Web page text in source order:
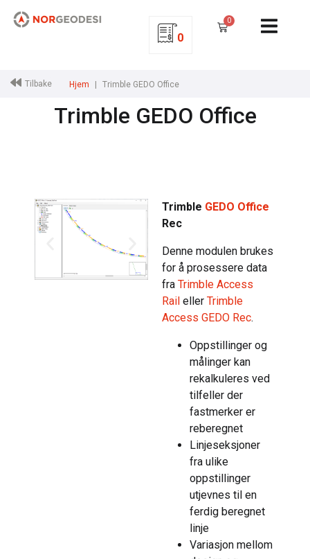
0
0
Tilbake Hjem Trimble GEDO Office
Trimble GEDO Office
Trimble GEDO Office
Rec
Denne modulen brukes
for å prosessere data
fra Trimble Access
Rail eller Trimble
Access GEDO Rec.
Oppstillinger og
målinger kan
rekalkuleres ved
tilfeller der
fastmerker er
reberegnet
Linjeseksjoner
fra ulike
oppstillinger
utjevnes til en
ferdig beregnet
linje
Variasjon mellom